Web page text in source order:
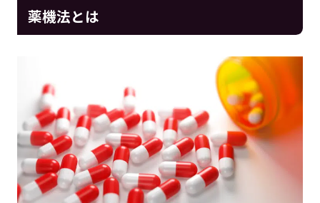
薬機法とは